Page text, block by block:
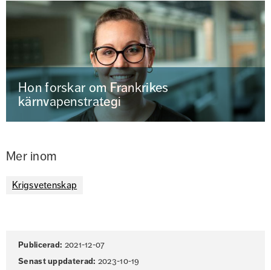
Hon forskar om Frankrikes
kärnvapenstrategi
Mer inom
Krigsvetenskap
Sidinformation
Publicerad: 2021-12-07
Senast uppdaterad: 2023-10-19